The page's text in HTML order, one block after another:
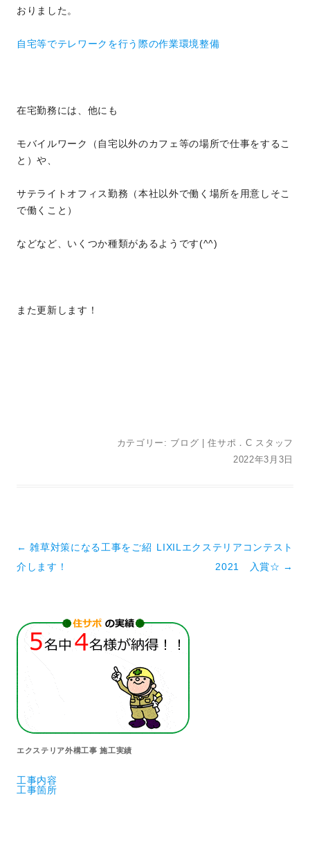
おりました。
自宅等でテレワークを行う際の作業環境整備
在宅勤務には、他にも
モバイルワーク（自宅以外のカフェ等の場所で仕事をするこ
と）や、
サテライトオフィス勤務（本社以外で働く場所を用意しそこ
で働くこと）
などなど、いくつか種類があるようです(^^)
また更新します！
カテゴリー: ブログ |住サポ．C スタッフ
2022年3月3日
投稿ナビゲーション
← 雑草対策になる工事をご紹
介します！
LIXILエクステリアコンテスト
2021 入賞☆ →
エクステリア外構工事 施工実績
工事内容
工事箇所